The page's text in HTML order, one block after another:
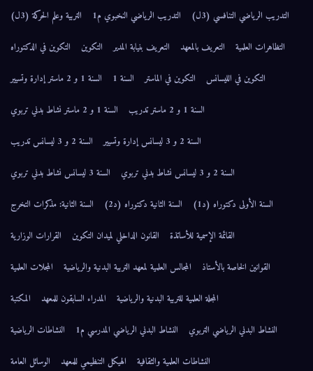
التدريب الرياضي التنافسي (3ل)
التدريب الرياضي النخبوي م1
التربية وعلم الحركة (3ل)
التظاهرات العلمية
التعريف بالمعهد التعريف بنيابة المدير التكوين
التكوين في الدكتوراه
التكوين في الليسانس
التكوين في الماستر السنة 1
السنة 1 و 2 ماستر إدارة وتسيير
السنة 1 و 2 ماستر تدريب
السنة 1 و 2 ماستر نشاط بدني تربوي
السنة 2 و 3 ليسانس إدارة وتسيير
السنة 2 و 3 ليسانس تدريب
السنة 2 و 3 ليسانس نشاط بدني تربوي
السنة 3 ليسانس نشاط بدني تربوي
السنة الأولى دكتوراه (د1)
السنة الثانية دكتوراه (د2)
السنة الثانية: مذكرات التخرج
القائمة الإسمية للأساتذة
القانون الداخلي لميدان التكوين
القرارات الوزارية
القوانين الخاصة بالأستاذ
المجالس العلمية لمعهد التربية البدنية والرياضية
المجلات العلمية
المجلة العلمية للتربية البدنية والرياضية
المدراء السابقون للمعهد
المكتبة
النشاط البدني الرياضي التربوي
النشاط البدني الرياضي المدرسي م1
النشاطات الرياضية
النشاطات العلمية والثقافية
الهيكل التنظيمي للمعهد
الوسائل العامة